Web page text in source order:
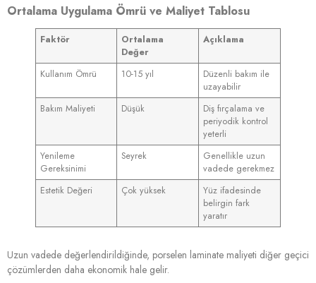
Ortalama Uygulama Ömrü ve Maliyet Tablosu
Faktör
Ortalama
Değer
Açıklama
Kullanım Ömrü 10-15 yıl
Düzenli bakım ile
uzayabilir
Bakım Maliyeti
Düşük
Diş fırçalama ve
periyodik kontrol
yeterli
Yenileme
Gereksinimi
Seyrek
Genellikle uzun
vadede gerekmez
Estetik Değeri
Çok yüksek
Yüz ifadesinde
belirgin fark
yaratır
Uzun vadede değerlendirildiğinde, porselen laminate maliyeti diğer geçici
çözümlerden daha ekonomik hale gelir.